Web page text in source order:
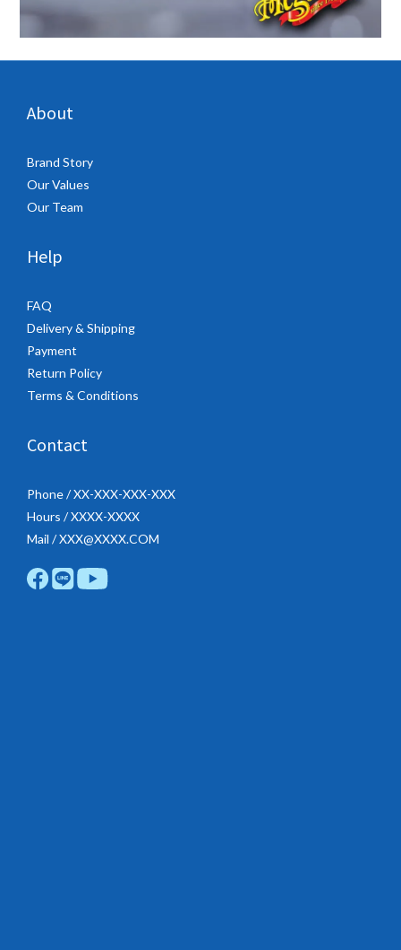
About
Brand Story
Our Values
Our Team
Help
FAQ
Delivery & Shipping
Payment
Return Policy
Terms & Conditions
Contact
Phone / XX-XXX-XXX-XXX
Hours / XXXX-XXXX
Mail / XXX@XXXX.COM